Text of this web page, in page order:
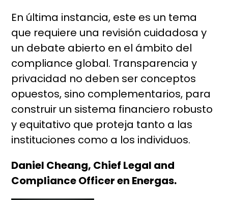
En última instancia, este es un tema
que requiere una revisión cuidadosa y
un debate abierto en el ámbito del
compliance global. Transparencia y
privacidad no deben ser conceptos
opuestos, sino complementarios, para
construir un sistema financiero robusto
y equitativo que proteja tanto a las
instituciones como a los individuos.
Daniel Cheang, Chief Legal and
Compliance Officer en Energas.